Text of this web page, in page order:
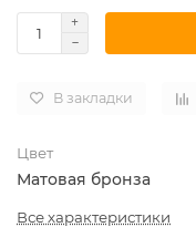
В закладки
Цвет
Матовая бронза
Все характеристики